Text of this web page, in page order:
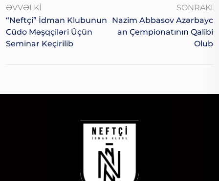
ƏVVƏLKI
“Neftçi” İdman Klubunun
Cüdo Məşqçiləri Üçün
Seminar Keçirilib
SONRAKI
Nazim Abbasov Azərbayc
An Çempionatının Qalibi
Olub